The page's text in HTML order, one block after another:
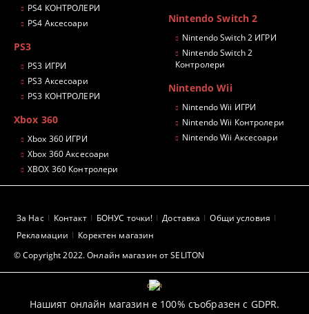
PS4 КОНТРОЛЕРИ
PS4 Аксесоари
PS3
PS3 ИГРИ
PS3 Аксесоари
PS3 КОНТРОЛЕРИ
Xbox 360
Xbox 360 ИГРИ
Xbox 360 Аксесоари
XBOX 360 Контролери
Nintendo Switch 2
Nintendo Switch 2 ИГРИ
Nintendo Switch 2
Контролери
Nintendo Wii
Nintendo Wii ИГРИ
Nintendo Wii Контролери
Nintendo Wii Аксесоари
© Copyright 2022. Онлайн магазин от SELITON
За Нас Контакт БОНУС точки! Доставка
Общи условия
Рекламации
Коректен магазин
GDPR
Нашият онлайн магазин е 100% съобразен с GDPR.